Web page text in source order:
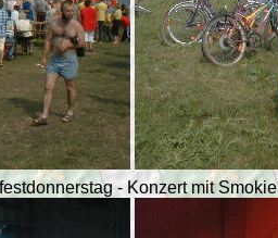
- Konzert mit Smokie